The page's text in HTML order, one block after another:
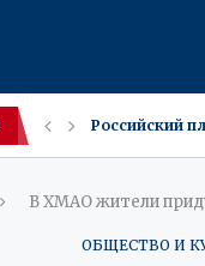
Российский
КГБ‑фляжки
В России к
Володин
Для
В Махачкале
Пожар в
В ХМАО жители
ОБЩЕСТВО И